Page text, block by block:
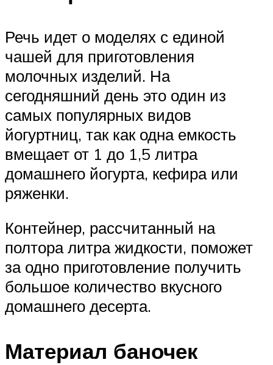
Речь идет о моделях с единой
чашей для приготовления
молочных изделий. На
сегодняшний день это один из
самых популярных видов
йогуртниц, так как одна емкость
вмещает от 1 до 1,5 литра
домашнего йогурта, кефира или
ряженки.
Контейнер, рассчитанный на
полтора литра жидкости, поможет
за одно приготовление получить
большое количество вкусного
домашнего десерта.
Материал баночек